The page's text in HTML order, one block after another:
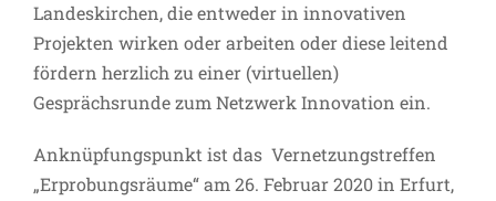
Landeskirchen, die entweder in innovativen
Projekten wirken oder arbeiten oder diese leitend
fördern herzlich zu einer (virtuellen)
Gesprächsrunde zum Netzwerk Innovation ein.
Anknüpfungspunkt ist das Vernetzungstreffen
„Erprobungsräume“ am 26. Februar 2020 in Erfurt,